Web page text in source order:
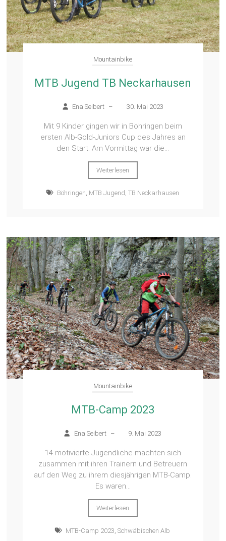
Mountainbike
MTB Jugend TB Neckarhausen
Ena Seibert – 30. Mai 2023
Mit 9 Kinder gingen wir in Böhringen beim
ersten Alb-Gold-Juniors Cup des Jahres an
den Start. Am Vormittag war die...
Weiterlesen
Böhringen, MTB Jugend , TB Neckarhausen
Mountainbike
MTB-Camp 2023
Ena Seibert – 9. Mai 2023
14 motivierte Jugendliche machten sich
zusammen mit ihren Trainern und Betreuern
auf den Weg zu ihrem diesjährigen MTB-Camp.
Es waren...
Weiterlesen
MTB-Camp 2023,Schwäbischen Alb